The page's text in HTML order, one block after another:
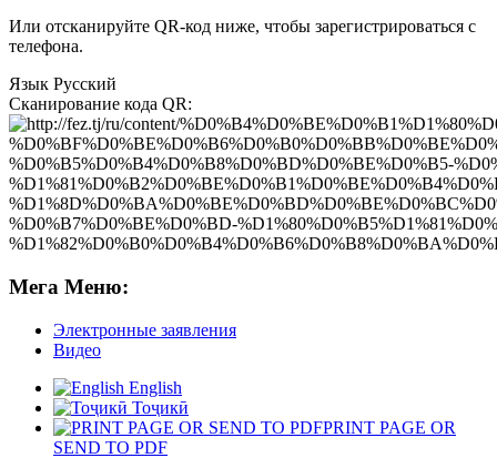
Или отсканируйте QR-код ниже, чтобы зарегистрироваться с
телефона.
Язык Русский
Сканирование кода QR:
Мега Меню:
Электронные заявления
Видео
English
Тоҷикӣ
PRINT PAGE OR
SEND TO PDF